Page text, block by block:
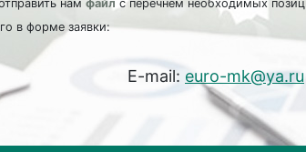
нам файл с перечнем необходимых
в форме заявки:
E-mail: euro-mk@ya.ru